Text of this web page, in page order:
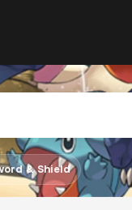
& Shield